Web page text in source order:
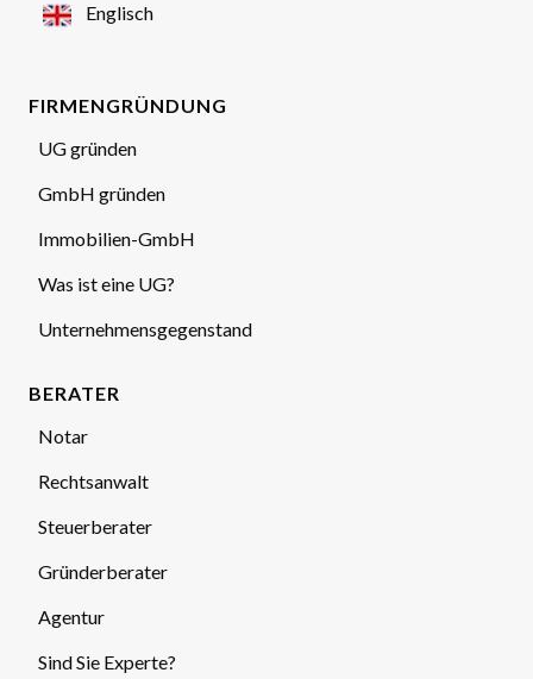
Englisch
FIRMENGRÜNDUNG
UG gründen
GmbH gründen
Immobilien-GmbH
Was ist eine UG?
Unternehmensgegenstand
BERATER
Notar
Rechtsanwalt
Steuerberater
Gründerberater
Agentur
Sind Sie Experte?